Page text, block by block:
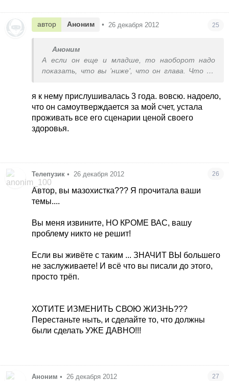
здраво. Обычно это дает силы, снимает
стресс, меняется отношение к проблемам,
не - не буду варить ему борщ нужен он мне сто
лет. Я так к маме изменила отношение -
внутренне сначала, а потом потихоньку и
общаться вообще.
автор Аноним • 26 декабря 2012 25
Аноним
А если он еще и младше, то наоборот надо
показать, что вы ’ниже’, что он глава. Что вы
как мужчина. Вам же потом лучше будет
я к нему прислушивалась 3 года. вовсю. надоело,
что он самоутверждается за мой счет, устала
проживать все его сценарии ценой своего
здоровья.
Телепузик • 26 декабря 2012 26
Автор, вы мазохистка??? Я прочитала ваши
темы....
Вы меня извините, НО КРОМЕ ВАС, вашу
проблему никто не решит!
Если вы живёте с таким ... ЗНАЧИТ ВЫ большего
не заслуживаете! И всё что вы писали до этого,
просто трёп.
ХОТИТЕ ИЗМЕНИТЬ СВОЮ ЖИЗНЬ???
Перестаньте ныть, и сделайте то, что должны
были сделать УЖЕ ДАВНО!!!
Аноним • 26 декабря 2012 27